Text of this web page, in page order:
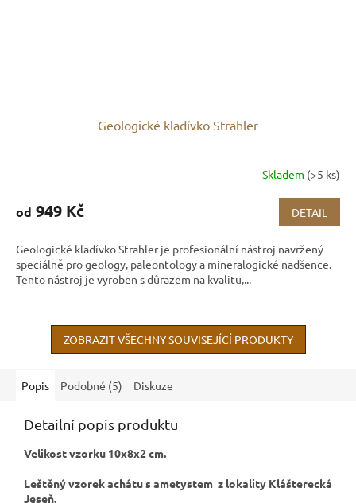
Geologické kladívko Strahler
Skladem (>5 ks)
od 949 Kč DETAIL
Geologické kladívko Strahler je profesionální nástroj navržený
speciálně pro geology, paleontology a mineralogické nadšence.
Tento nástroj je vyroben s důrazem na kvalitu,...
ZOBRAZIT VŠECHNY SOUVISEJÍCÍ PRODUKTY
Popis Podobné (5) Diskuze
Detailní popis produktu
Velikost vzorku 10x8x2 cm.
Leštěný vzorek achátu s ametystem z lokality Klášterecká
Jeseň.